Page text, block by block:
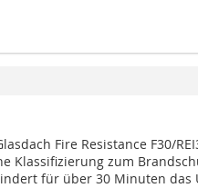
Fire Resistance F30/
Klassifizierung zum
für über 30 Minuten das